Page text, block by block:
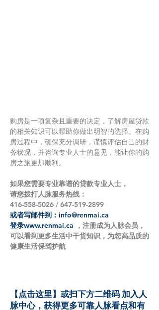
购房是一项复杂且重要的决定，了解房屋贷款
的相关知识可以帮助你做出明智的选择。在购
房过程中，确保充分调研，谨慎评估自己的财
务状况，并咨询专业人士的意见，能让你的购
房之旅更加顺利。
如果您需要专业靠谱的贷款专业人士，
请您拨打人脉服务热线：
416-558-5026 / 647-519-2899
或者写邮件到：info@renmai.ca
登录www.renmai.ca ，注册成为人脉会员，
可以看到更多生活中干货知识，为您高品质的
健康生活保驾护航
【点击这里】或扫下方二维码 加入人
脉中心，获得更多可靠人脉看点和有